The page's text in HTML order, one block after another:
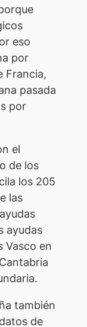
eso
por
Francia,
pasada
por
el
de los
los 205
las
ayudas
Vasco en
también
de